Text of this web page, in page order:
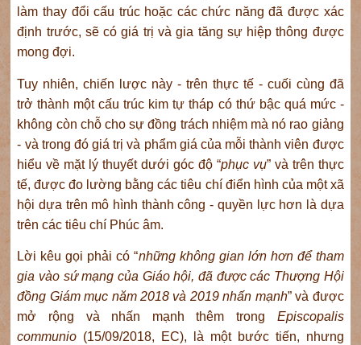
làm thay đổi cấu trúc hoặc các chức năng đã được xác
định trước, sẽ có giá trị và gia tăng sự hiệp thông được
mong đợi.
Tuy nhiên, chiến lược này - trên thực tế - cuối cùng đã
trở thành một cấu trúc kim tự tháp có thứ bậc quá mức -
không còn chỗ cho sự đồng trách nhiệm mà nó rao giảng
- và trong đó giá trị và phẩm giá của mỗi thành viên được
hiểu về mặt lý thuyết dưới góc độ “phục vụ” và trên thực
tế, được đo lường bằng các tiêu chí điển hình của một xã
hội dựa trên mô hình thành công - quyền lực hơn là dựa
trên các tiêu chí Phúc âm.
Lời kêu gọi phải có “những không gian lớn hơn để tham
gia vào sứ mạng của Giáo hội, đã được các Thượng Hội
đồng Giám mục năm 2018 và 2019nhấn mạnh” và được
mở rộng và nhấn mạnh thêm trong Episcopalis
communio (15/09/2018, EC), là một bước tiến, nhưng